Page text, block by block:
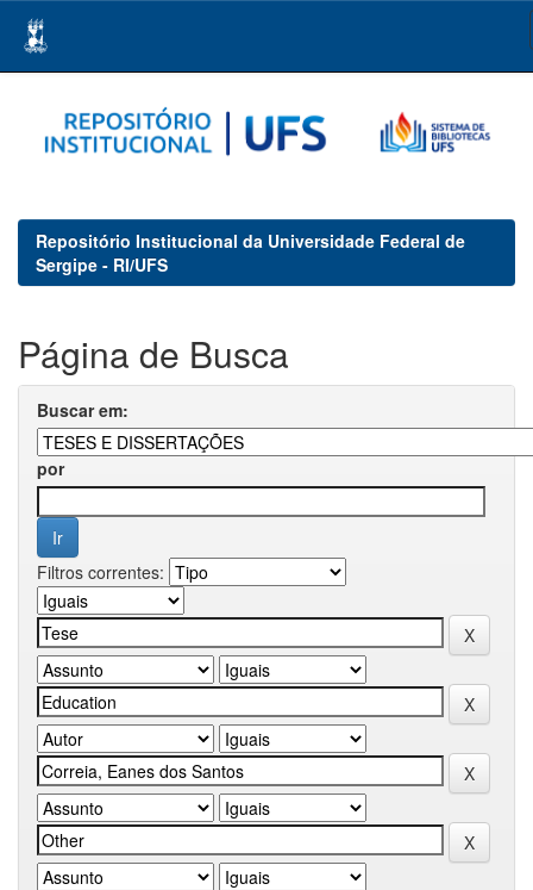
navigation
Repositório Institucional da Universidade Federal de
Sergipe - RI/UFS
Página de Busca
Buscar em:
por
Filtros correntes: